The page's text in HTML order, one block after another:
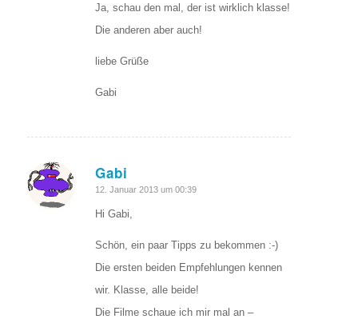
Ja, schau den mal, der ist wirklich klasse!
Die anderen aber auch!
liebe Grüße
Gabi
Gabi
sagte:
12. Januar 2013 um 00:39
Hi Gabi,
Schön, ein paar Tipps zu bekommen :-)
Die ersten beiden Empfehlungen kennen
wir. Klasse, alle beide!
Die Filme schaue ich mir mal an –